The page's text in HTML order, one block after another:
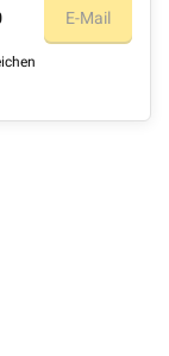
E-Mail